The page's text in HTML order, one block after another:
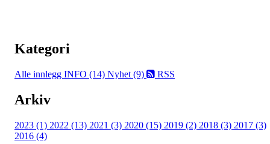
Kategori
Alle innlegg INFO (14) Nyhet (9) RSS
Arkiv
2023 (1) 2022 (13) 2021 (3) 2020 (15) 2019 (2) 2018 (3) 2017 (3)
2016 (4)